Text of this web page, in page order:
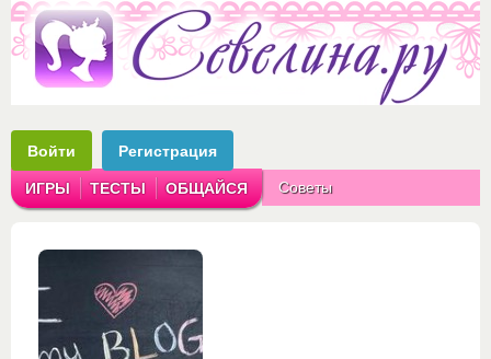
Войти Регистрация
ИГРЫ ТЕСТЫ ОБЩАЙСЯ Советы